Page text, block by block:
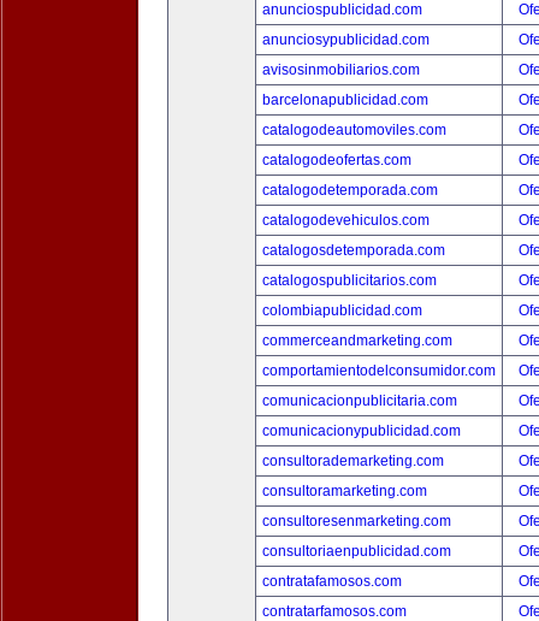
anunciospublicidad.com
anunciosypublicidad.com
avisosinmobiliarios.com
barcelonapublicidad.com
catalogodeautomoviles.com
catalogodeofertas.com
catalogodetemporada.com
catalogodevehiculos.com
catalogosdetemporada.com
catalogospublicitarios.com
colombiapublicidad.com
commerceandmarketing.com
comportamientodelconsumidor.com
comunicacionpublicitaria.com
comunicacionypublicidad.com
consultorademarketing.com
consultoramarketing.com
consultoresenmarketing.com
consultoriaenpublicidad.com
contratafamosos.com
contratarfamosos.com